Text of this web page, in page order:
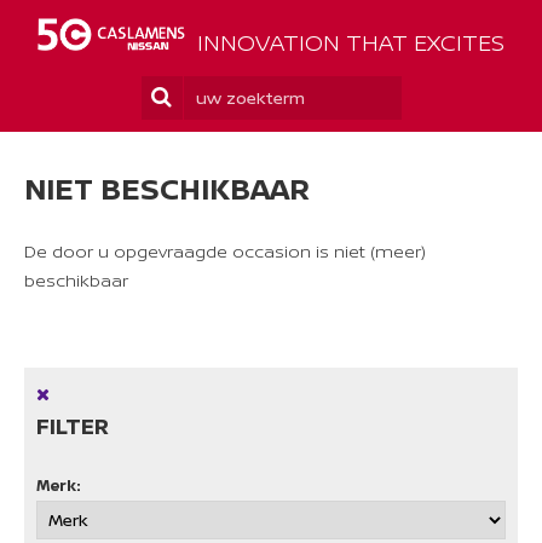
SERVICE INNOVATION THAT EXCITES
NIET BESCHIKBAAR
De door u opgevraagde occasion is niet (meer)
beschikbaar
FILTER
Merk: